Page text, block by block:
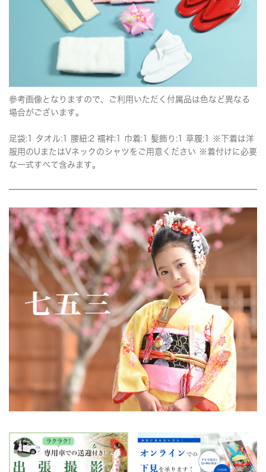
参考画像となりますので、ご利用いただく付属品は色など異なる
場合がございます。
足袋:1 タオル:1 腰紐:2 襦袢:1 巾着:1 髪飾り:1 草履:1 ※下着は洋
服用のUまたはVネックのシャツをご用意ください ※着付けに必要
な一式すべて含みます。